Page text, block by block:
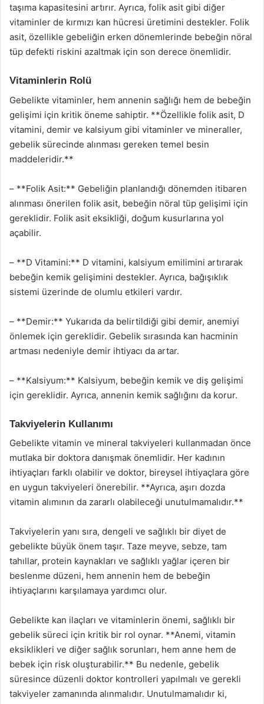
taşıma kapasitesini artırır. Ayrıca, folik asit gibi diğer
vitaminler de kırmızı kan hücresi üretimini destekler. Folik
asit, özellikle gebeliğin erken dönemlerinde bebeğin nöral
tüp defekti riskini azaltmak için son derece önemlidir.
Vitaminlerin Rolü
Gebelikte vitaminler, hem annenin sağlığı hem de bebeğin
gelişimi için kritik öneme sahiptir. **Özellikle folik asit, D
vitamini, demir ve kalsiyum gibi vitaminler ve mineraller,
gebelik sürecinde alınması gereken temel besin
maddeleridir.**
– **Folik Asit:** Gebeliğin planlandığı dönemden itibaren
alınması önerilen folik asit, bebeğin nöral tüp gelişimi için
gereklidir. Folik asit eksikliği, doğum kusurlarına yol
açabilir.
– **D Vitamini:** D vitamini, kalsiyum emilimini artırarak
bebeğin kemik gelişimini destekler. Ayrıca, bağışıklık
sistemi üzerinde de olumlu etkileri vardır.
– **Demir:** Yukarıda da belirtildiği gibi demir, anemiyi
önlemek için gereklidir. Gebelik sırasında kan hacminin
artması nedeniyle demir ihtiyacı da artar.
– **Kalsiyum:** Kalsiyum, bebeğin kemik ve diş gelişimi
için gereklidir. Ayrıca, annenin kemik sağlığını da korur.
Takviyelerin Kullanımı
Gebelikte vitamin ve mineral takviyeleri kullanmadan önce
mutlaka bir doktora danışmak önemlidir. Her kadının
ihtiyaçları farklı olabilir ve doktor, bireysel ihtiyaçlara göre
en uygun takviyeleri önerebilir. **Ayrıca, aşırı dozda
vitamin alımının da zararlı olabileceği unutulmamalıdır.**
Takviyelerin yanı sıra, dengeli ve sağlıklı bir diyet de
gebelikte büyük önem taşır. Taze meyve, sebze, tam
tahıllar, protein kaynakları ve sağlıklı yağlar içeren bir
beslenme düzeni, hem annenin hem de bebeğin
ihtiyaçlarını karşılamaya yardımcı olur.
Gebelikte kan ilaçları ve vitaminlerin önemi, sağlıklı bir
gebelik süreci için kritik bir rol oynar. **Anemi, vitamin
eksiklikleri ve diğer sağlık sorunları, hem anne hem de
bebek için risk oluşturabilir.** Bu nedenle, gebelik
süresince düzenli doktor kontrolleri yapılmalı ve gerekli
takviyeler zamanında alınmalıdır. Unutulmamalıdır ki,